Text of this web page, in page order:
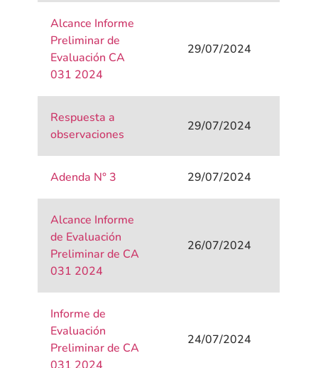
Alcance Informe
Preliminar de
Evaluación CA
031 2024
29/07/2024
Respuesta a
observaciones
29/07/2024
Adenda N° 3 29/07/2024
Alcance Informe
de Evaluación
Preliminar de CA
031 2024
26/07/2024
Informe de
Evaluación
Preliminar de CA
24/07/2024